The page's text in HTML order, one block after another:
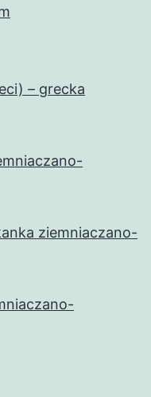
– grecka
ziemniaczano-